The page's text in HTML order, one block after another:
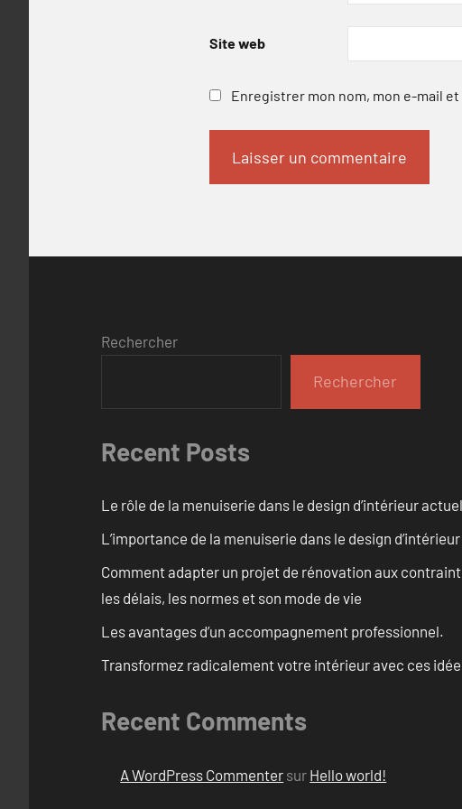
Site web
Enregistrer mon nom, mon e-mail
Rechercher
Rechercher
Recent Posts
Le rôle de la menuiserie dans le design d’intérieur actuel
L’importance de la menuiserie dans le design
Comment adapter un projet de rénovation aux
les délais, les normes et son mode de vie
Les avantages d’un accompagnement professionnel.
Transformez radicalement votre intérieur avec ces
Recent Comments
A WordPress Commenter sur Hello world!